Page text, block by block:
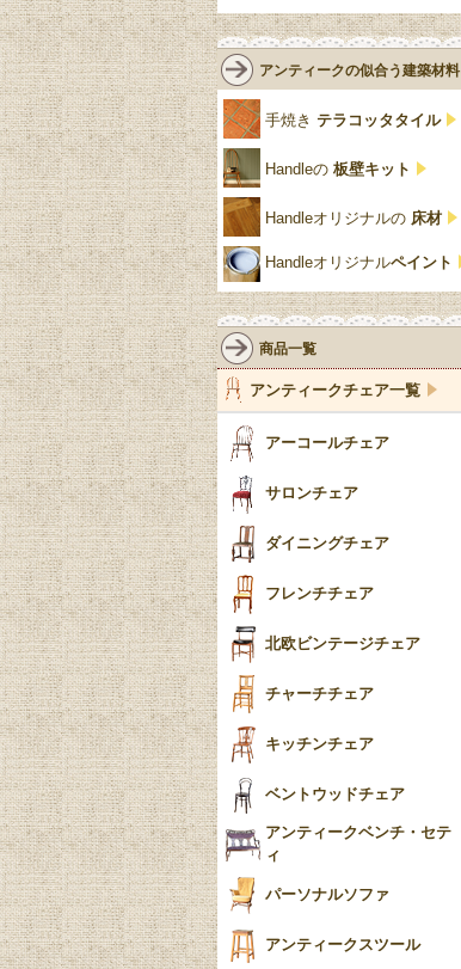
鏡台
花台
仏壇おしゃれ
靴箱収納
スリッパ収納
壁掛け家具
パーテーション・間
仕切り
ガーデンファニチャ
ー
ミラー
花瓶おしゃれ
ロココ様式
ミッドセンチュリー
アールデコ
白・ホワイト
黒・ブラック
リネンフォールド
ルネット
アカンサス
パイクラスト
脚のモチーフ一覧
ターニングレッグ
バルボスレッグ
ボビンターニング
ツイスト
トライポッド
バラスター
陶磁器の模様一覧
ローズウッド材
サテンウッド材
ロイドルーム
コントワールドファミー
ユ
ジェニファーテイラー
チェスターフィールド
リリパットレーン
アングルポイズ
ウォーカー＆ホール
アンティークの似合う建築材料
手焼き テラコッタタイル
Handleの 板壁キット
Handleオリジナルの 床材
Handleオリジナルペイント
商品一覧
アンティークチェア一覧
アーコールチェア
サロンチェア
ダイニングチェア
フレンチチェア
北欧ビンテージチェア
チャーチチェア
キッチンチェア
ベントウッドチェア
アンティークベンチ・セテ
ィ
パーソナルソファ
アンティークスツール